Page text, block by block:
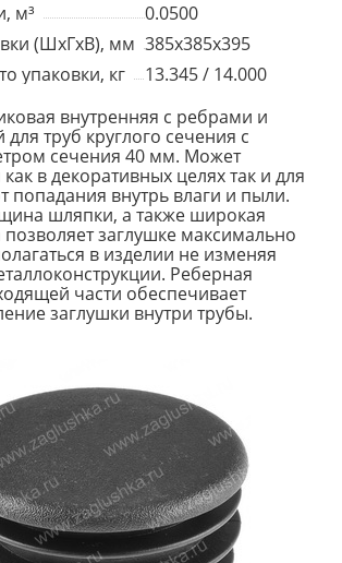
м³
0.0500
(ШхГхВ), мм 385x385x395
упаковки, кг
13.345 / 14.000
внутренняя с ребрами и
труб круглого сечения с
сечения 40 мм. Может
в декоративных целях так и для
попадания внутрь влаги и пыли.
шляпки, а также широкая
заглушке максимально
в изделии не изменяя
Реберная
части обеспечивает
заглушки внутри трубы.